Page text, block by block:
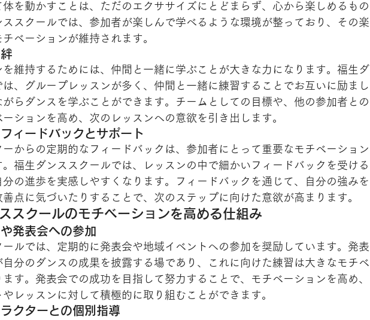
を動かすことは、ただのエクササイズにとどまらず、心から楽しめるもの
ススクールでは、参加者が楽しんで学べるような環境が整っており、その楽
ベーションが維持されます。
を維持するためには、仲間と一緒に学ぶことが大きな力になります。福生ダ
は、グループレッスンが多く、仲間と一緒に練習することでお互いに励まし
らダンスを学ぶことができます。チームとしての目標や、他の参加者との
ションを高め、次のレッスンへの意欲を引き出します。
ィードバックとサポート
ーからの定期的なフィードバックは、参加者にとって重要なモチベーション
福生ダンススクールでは、レッスンの中で細かいフィードバックを受ける
分の進歩を実感しやすくなります。フィードバックを通じて、自分の強みを
点に気づいたりすることで、次のステップに向けた意欲が高まります。
スクールのモチベーションを高める仕組み
発表会への参加
ルでは、定期的に発表会や地域イベントへの参加を奨励しています。発表
分のダンスの成果を披露する場であり、これに向けた練習は大きなモチベ
す。発表会での成功を目指して努力することで、モチベーションを高め、
レッスンに対して積極的に取り組むことができます。
クターとの個別指導